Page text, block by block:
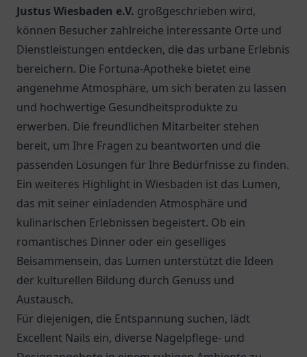
Justus Wiesbaden e.V. großgeschrieben wird,
können Besucher zahlreiche interessante Orte und
Dienstleistungen entdecken, die das urbane Erlebnis
bereichern. Die Fortuna-Apotheke bietet eine
angenehme Atmosphäre, um sich beraten zu lassen
und hochwertige Gesundheitsprodukte zu
erwerben. Die freundlichen Mitarbeiter stehen
bereit, um Ihre Fragen zu beantworten und die
passenden Lösungen für Ihre Bedürfnisse zu finden.
Ein weiteres Highlight in Wiesbaden ist das Lumen,
das mit seiner einladenden Atmosphäre und
kulinarischen Erlebnissen begeistert. Ob ein
romantisches Dinner oder ein geselliges
Beisammensein, das Lumen unterstützt die Ideen
der kulturellen Bildung durch Genuss und
Austausch.
Für diejenigen, die Entspannung suchen, lädt
Excellent Nails ein, diverse Nagelpflege- und